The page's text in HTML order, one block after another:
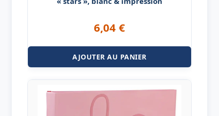
6,04 €
AJOUTER AU PANIER